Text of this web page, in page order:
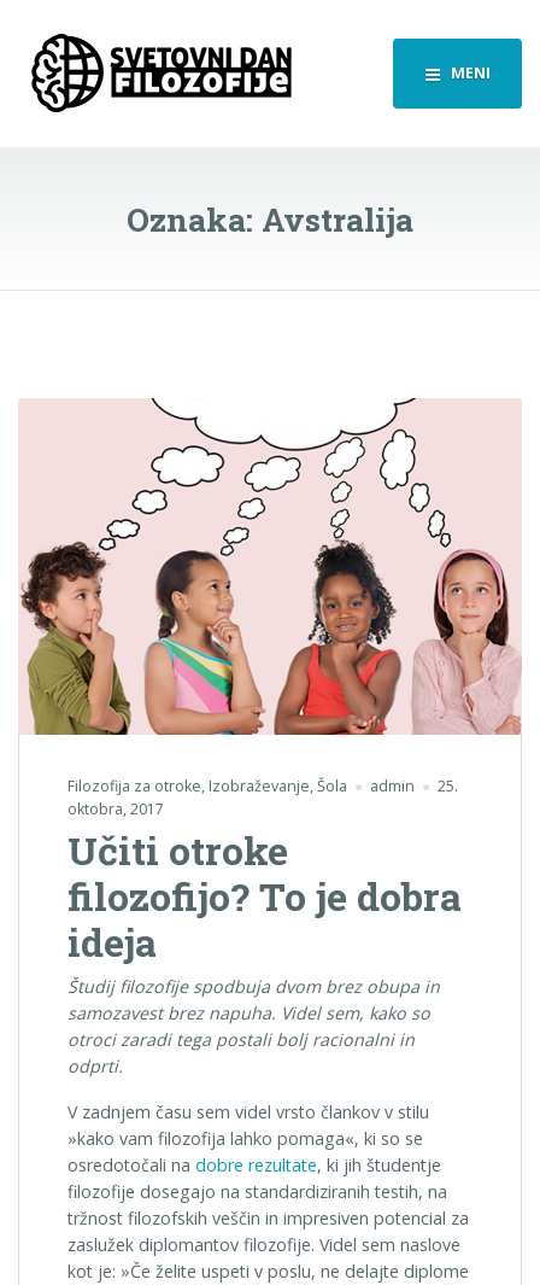
MENI
Oznaka: Avstralija
Filozofija za otroke, Izobraževanje,Šola admin
25.
oktobra, 2017
Učiti otroke
filozofijo? To je dobra
ideja
Študij filozofije spodbuja dvom brez obupa in
samozavest brez napuha. Videl sem, kako so
otroci zaradi tega postali bolj racionalni in
odprti.
V zadnjem času sem videl vrsto člankov v stilu
»kako vam filozofija lahko pomaga«, ki so se
osredotočali na dobre rezultate, ki jih študentje
filozofije dosegajo na standardiziranih testih, na
tržnost filozofskih veščin in impresiven potencial za
zaslužek diplomantov filozofije. Videl sem naslove
kot je: »Če želite uspeti v poslu, ne delajte diplome